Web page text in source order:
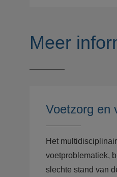
Meer
Voetzorg en
Het
voetproblematiek,
slechte stand van